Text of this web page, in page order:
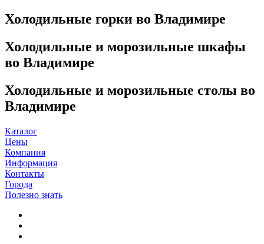
Холодильные горки во Владимире
Холодильные и морозильные шкафы
во Владимире
Холодильные и морозильные столы во
Владимире
Каталог
Цены
Компания
Информация
Контакты
Города
Полезно знать